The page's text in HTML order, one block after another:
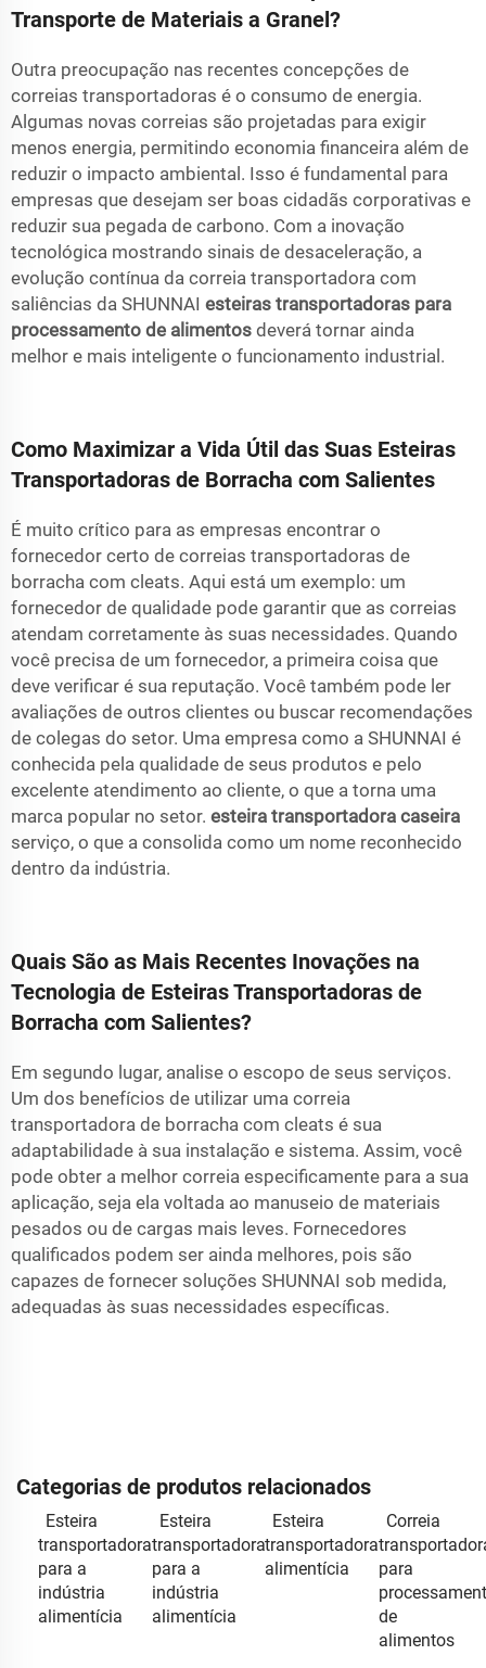
Transporte de Materiais a Granel?
Outra preocupação nas recentes concepções de
correias transportadoras é o consumo de energia.
Algumas novas correias são projetadas para exigir
menos energia, permitindo economia financeira além de
reduzir o impacto ambiental. Isso é fundamental para
empresas que desejam ser boas cidadãs corporativas e
reduzir sua pegada de carbono. Com a inovação
tecnológica mostrando sinais de desaceleração, a
evolução contínua da correia transportadora com
saliências da SHUNNAI esteiras transportadoras para
processamento de alimentos deverá tornar ainda
melhor e mais inteligente o funcionamento industrial.
Como Maximizar a Vida Útil das Suas Esteiras
Transportadoras de Borracha com Salientes
É muito crítico para as empresas encontrar o
fornecedor certo de correias transportadoras de
borracha com cleats. Aqui está um exemplo: um
fornecedor de qualidade pode garantir que as correias
atendam corretamente às suas necessidades. Quando
você precisa de um fornecedor, a primeira coisa que
deve verificar é sua reputação. Você também pode ler
avaliações de outros clientes ou buscar recomendações
de colegas do setor. Uma empresa como a SHUNNAI é
conhecida pela qualidade de seus produtos e pelo
excelente atendimento ao cliente, o que a torna uma
marca popular no setor. esteira transportadora caseira
serviço, o que a consolida como um nome reconhecido
dentro da indústria.
Quais São as Mais Recentes Inovações na
Tecnologia de Esteiras Transportadoras de
Borracha com Salientes?
Em segundo lugar, analise o escopo de seus serviços.
Um dos benefícios de utilizar uma correia
transportadora de borracha com cleats é sua
adaptabilidade à sua instalação e sistema. Assim, você
pode obter a melhor correia especificamente para a sua
aplicação, seja ela voltada ao manuseio de materiais
pesados ou de cargas mais leves. Fornecedores
qualificados podem ser ainda melhores, pois são
capazes de fornecer soluções SHUNNAI sob medida,
adequadas às suas necessidades específicas.
Categorias de produtos relacionados
Esteira
transportadora
para a
indústria
alimentícia
Esteira
transportadora
para a
indústria
alimentícia
Esteira
transportadora
alimentícia
Correia
para
de
alimentos